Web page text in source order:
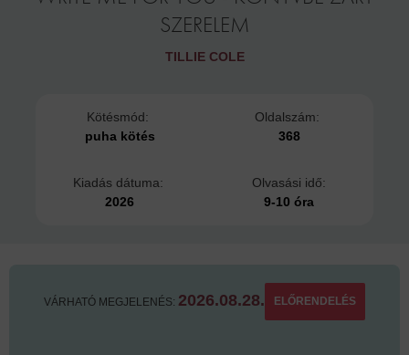
SZERELEM
TILLIE COLE
Kötésmód:
puha kötés
Oldalszám:
368
Kiadás dátuma:
2026
Olvasási idő:
9-10 óra
VÁRHATÓ MEGJELENÉS: 2026.08.28. ELŐRENDELÉS